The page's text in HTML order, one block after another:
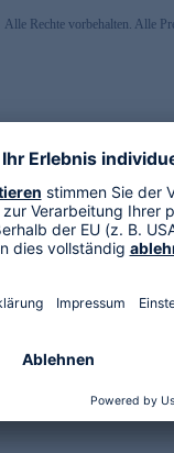
Alle Rechte vorbehalten. Alle